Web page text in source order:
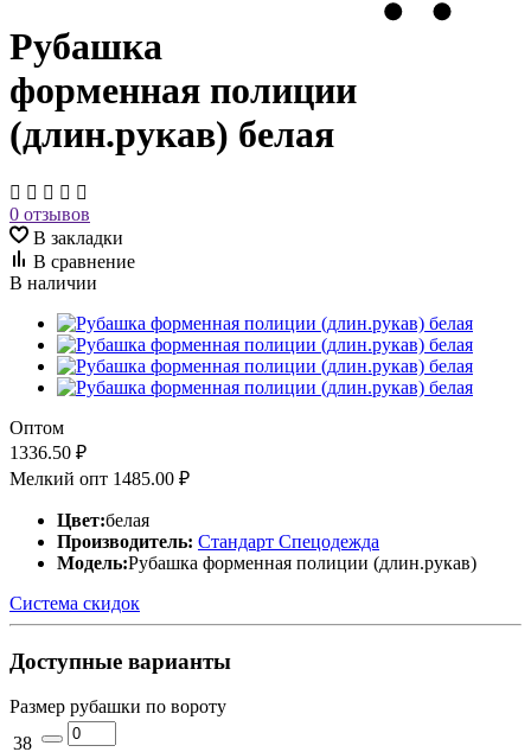
Рубашка
форменная полиции
(длин.рукав) белая
0 отзывов
В закладки
В сравнение
В наличии
Оптом
1336.50 ₽
Мелкий опт 1485.00 ₽
Цвет:белая
Производитель: Стандарт Спецодежда
Модель:Рубашка форменная полиции (длин.рукав)
Система скидок
Доступные варианты
Размер рубашки по вороту
38